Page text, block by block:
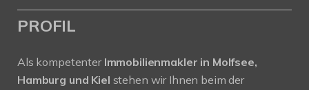
PROFIL
Als kompetenter Immobilienmakler in Molfsee,
Hamburg und Kiel stehen wir Ihnen beim der